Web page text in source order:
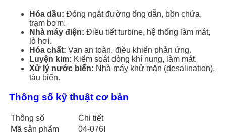
Hóa dầu: Đóng ngắt đường ống dẫn, bồn chứa,
trạm bơm.
Nhà máy điện: Điều tiết turbine, hệ thống làm mát,
lò hơi.
Hóa chất: Van an toàn, điều khiển phản ứng.
Luyện kim: Kiểm soát dòng khí nung, làm mát.
Xử lý nước biển: Nhà máy khử mặn (desalination),
tàu biển.
Thông số kỹ thuật cơ bản
Thông số
Chi tiết
Mã sản phẩm
04-076I